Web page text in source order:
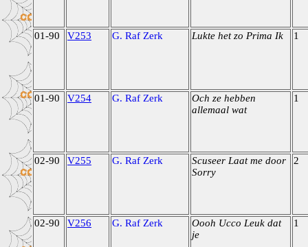
01-90 V253 G. Raf Zerk Lukte het zo Prima Ik 1
01-90 V254 G. Raf Zerk
Och ze hebben
allemaal wat
1
02-90 V255 G. Raf Zerk
Scuseer Laat me door
Sorry
2
02-90 V256 G. Raf Zerk
Oooh Ucco Leuk dat
je
1